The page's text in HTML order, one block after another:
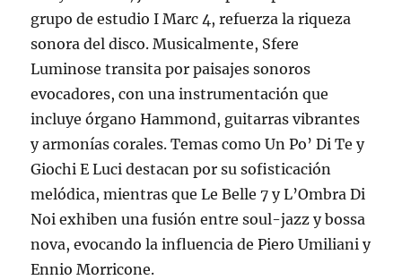
grupo de estudio I Marc 4, refuerza la riqueza
sonora del disco. Musicalmente, Sfere
Luminose transita por paisajes sonoros
evocadores, con una instrumentación que
incluye órgano Hammond, guitarras vibrantes
y armonías corales. Temas como Un Po’ Di Te y
Giochi E Luci destacan por su sofisticación
melódica, mientras que Le Belle 7 y L’Ombra Di
Noi exhiben una fusión entre soul-jazz y bossa
nova, evocando la influencia de Piero Umiliani y
Ennio Morricone.